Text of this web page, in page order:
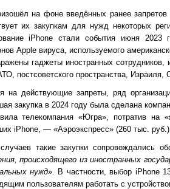
на фоне введённых ранее
их закупкам для нужд некоторых
iPhone стали события июня
Apple вируса, используемого
гаджеты иностранных
постсоветского пространства,
на действующие запреты, ряд
закупка в 2024 году была сделана
телекомпания «Югра», потратив на
iPhone, — «Аэроэкспресс» (260 тыс.
такие закупки сопровождались
происходящего из иностранных
нужд». В частности, выбор iPhone
пользователям работать с